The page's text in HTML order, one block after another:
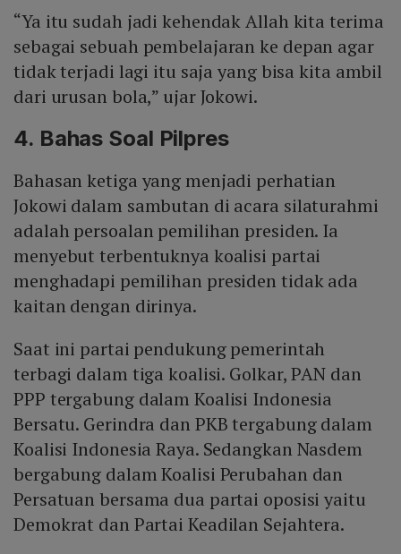
“Ya itu sudah jadi kehendak Allah kita terima
sebagai sebuah pembelajaran ke depan agar
tidak terjadi lagi itu saja yang bisa kita ambil
dari urusan bola,” ujar Jokowi.
4. Bahas Soal Pilpres
Bahasan ketiga yang menjadi perhatian
Jokowi dalam sambutan di acara silaturahmi
adalah persoalan pemilihan presiden. Ia
menyebut terbentuknya koalisi partai
menghadapi pemilihan presiden tidak ada
kaitan dengan dirinya.
Saat ini partai pendukung pemerintah
terbagi dalam tiga koalisi. Golkar, PAN dan
PPP tergabung dalam Koalisi Indonesia
Bersatu. Gerindra dan PKB tergabung dalam
Koalisi Indonesia Raya. Sedangkan Nasdem
bergabung dalam Koalisi Perubahan dan
Persatuan bersama dua partai oposisi yaitu
Demokrat dan Partai Keadilan Sejahtera.